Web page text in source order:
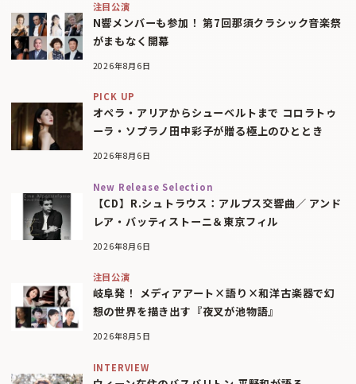
注目公演
N響メンバーも参加！ 第7回那須クラシック音楽祭
がまもなく開幕
2026年8月6日
PICK UP
オペラ・アリアからシューベルトまで コロラトゥ
ーラ・ソプラノ田中彩子が贈る極上のひととき
2026年8月6日
New Release Selection
【CD】R.シュトラウス：アルプス交響曲／ アンド
レア・バッティストーニ＆東京フィル
2026年8月6日
注目公演
岐阜発！ メディアアート×語り×和洋古楽器で幻
想の世界を描き出す『夜叉が池物語』
2026年8月5日
INTERVIEW